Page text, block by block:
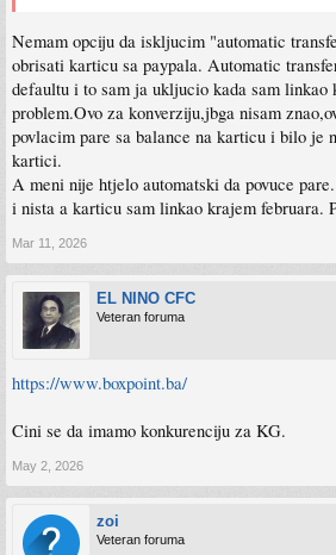
Nemam opciju da iskljucim "automatic
obrisati karticu sa paypala. Automatic
defaultu i to sam ja ukljucio kada sam linkao
problem.Ovo za konverziju,jbga nisam
povlacim pare sa balance na karticu i bilo je
kartici.
A meni nije htjelo automatski da povuce
i nista a karticu sam linkao krajem februara.
Mar 11, 2026
EL NINO CFC
Veteran foruma
https://www.boxpoint.ba/
Cini se da imamo konkurenciju za KG.
May 2, 2026
zoi
Veteran foruma